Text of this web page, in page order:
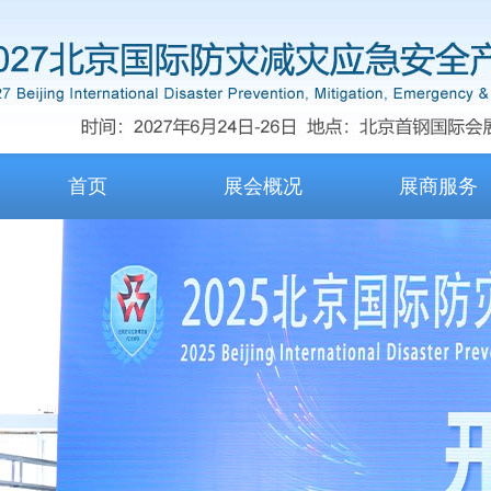
首页 展会概况 展商服务